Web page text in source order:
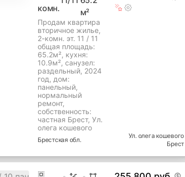
2-
комн.
11 /1165.2
м²
Продам квартира
вторичное жилье,
2-комн. эт. 11 / 11
общая площадь:
65.2м², кухня:
10.9м², cанузел:
раздельный, 2024
год, дом:
панельный,
нормальный
ремонт,
собственность:
частная Брест, Ул.
олега кошевого
253 500 руб.
Брестскаяобл.
Брест